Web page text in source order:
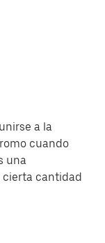
a la
cuando
una
cantidad